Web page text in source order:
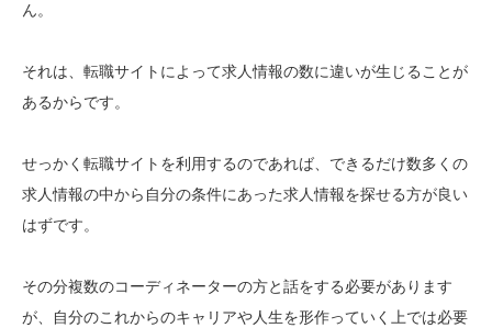
ん。
それは、転職サイトによって求人情報の数に違いが生じることが
あるからです。
せっかく転職サイトを利用するのであれば、できるだけ数多くの
求人情報の中から自分の条件にあった求人情報を探せる方が良い
はずです。
その分複数のコーディネーターの方と話をする必要があります
が、自分のこれからのキャリアや人生を形作っていく上では必要